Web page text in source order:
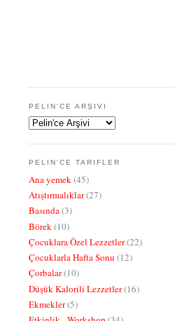
PELIN'CE ARŞIVI
PELIN'CE TARIFLER
Ana yemek(45)
Atıştırmalıklar(27)
Basında(3)
Börek(10)
Çocuklara Özel Lezzetler(22)
Çocuklarla Hafta Sonu (12)
Çorbalar(10)
Düşük Kalorili Lezzetler(16)
Ekmekler(5)